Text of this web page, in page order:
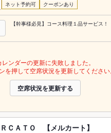
ネット予約可 クーポンあり
【幹事様必見】コース料理１品サービス！
レンダーの更新に失敗しました。
を押して空席状況を更新してください
空席状況を更新する
ＣＡＴＯ 【メルカート】